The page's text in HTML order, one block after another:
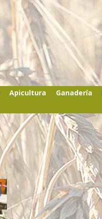
Apicultura Ganadería